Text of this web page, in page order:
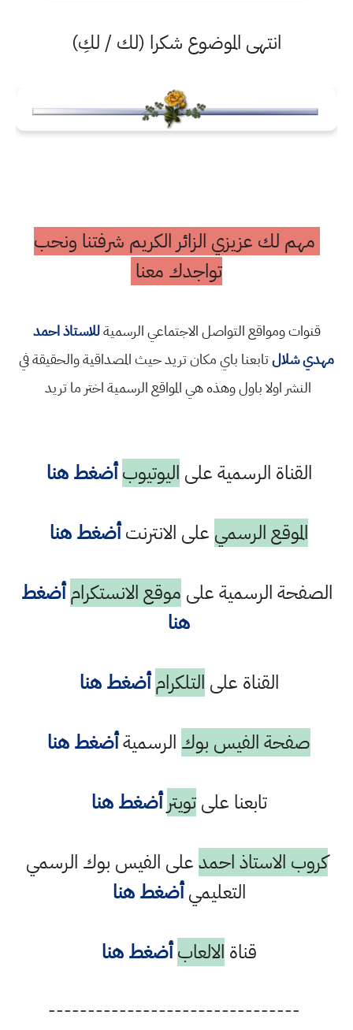
انتهى الموضوع شكرا (لك / لكِ)
مهم لك عزيزي الزائر الكريم شرفتنا ونحب
تواجدك معنا
قنوات ومواقع التواصل الاجتماعي الرسميةللاستاذ احمد
مهدي شلالتابعنا باي مكان تريد حيث المصداقية والحقيقة في
النشر اولا باول وهذه هي المواقع الرسمية اختر ما تريد
القناة الرسمية على اليوتيوب أضغط هنا
الموقع الرسمي على الانترنتأضغط هنا
الصفحة الرسمية على موقع الانستكرام أضغط
هنا
القناة على التلكرام أضغط هنا
صفحة الفيس بوك الرسميةأضغط هنا
تابعنا علىتويتر أضغط هنا
كروب الاستاذ احمدعلى الفيس بوك الرسمي
التعليميأضغط هنا
قناة الالعاب أضغط هنا
--------------------------------